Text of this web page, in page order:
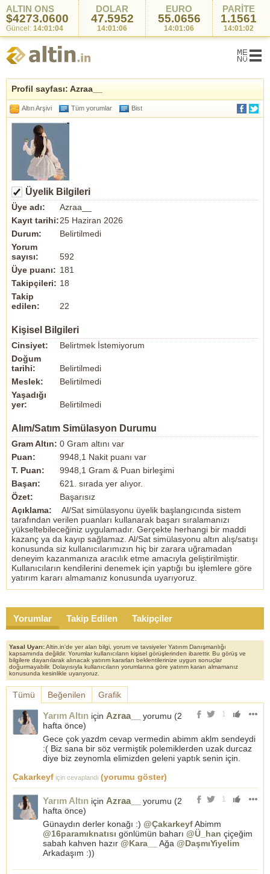
ALTIN ONS
$4273.0600
Güncel: 14:01:04
DOLAR
47.5952
14:01:06
EURO
55.0656
14:01:06
PARİTE
1.1561
14:01:02
Profil sayfası: Azraa__
Altın Arşivi Tüm yorumlar Bist
Üyelik Bilgileri
Üye adı:
Azraa__
Kayıt tarihi:25 Haziran 2026
Durum:
Belirtilmedi
Yorum
sayısı:
592
Üye puanı: 181
Takipçileri: 18
Takip
edilen:
22
Kişisel Bilgileri
Cinsiyet:
Belirtmek İstemiyorum
Doğum
tarihi:
Belirtilmedi
Meslek:
Belirtilmedi
Yaşadığı
yer:
Belirtilmedi
Alım/Satım Simülasyon Durumu
Gram Altın: 0 Gram altını var
Puan:
9948,1 Nakit puanı var
T. Puan:
9948,1 Gram & Puan birleşimi
Başarı:
621. sırada yer alıyor.
Özet:
Başarısız
Açıklama:
Al/Sat simülasyonu üyelik başlangıcında sistem
tarafından verilen puanları kullanarak başarı sıralamanızı
yükseltebileceğiniz uygulamadır. Gerçekte herhangi bir maddi
kazanç ya da kayıp sağlamaz. Al/Sat simülasyonu altın alış/satışı
konusunda siz kullanıcılarımızın hiç bir zarara uğramadan
deneyim kazanmanıza aracılık etme amacıyla geliştirilmiştir.
Kullanıcıların kendilerini denemek için yaptığı bu işlemlere göre
yatırım kararı almamanız konusunda uyarıyoruz.
Yorumlar Takip Edilen Takipçiler
Yasal Uyarı:Altin.in'de yer alan bilgi, yorum ve tavsiyeler Yatırım Danışmanlığı
kapsamında değildir. Yorumlar kullanıcıların kişisel görüşlerinden ibarettir. Bu görüş ve
bilgilere dayanılarak alınacak yatırım kararları beklentilerinize uygun sonuçlar
doğurmayabilir. Dolayısıyla kullanıcıların yorumlarına göre yatırım kararı almamanız
konusunda kesinlikle uyarıyoruz.
Tümü Beğenilen Grafik
1
Yarım Altın için Azraa__ yorumu (2
hafta önce)
Gece çok yazdm cevap vermedin abimm aklm sendeydi
:( Biz sana bir söz vermiştik polemiklerden uzak durcaz
diye biz zeynomla elimizden geleni yaptık senin için.
Çakarkeyf için cevaplandı (yorumu göster)
1
Yarım Altın için Azraa__ yorumu (2
hafta önce)
Günaydın derler konağı :) @ÇakarkeyfAbimm
@16paramıknatısı gönlümün baharı @Ü_han çiçeğim
sabah kahven hazır @Kara__ Ağa @DaşmıYiyelim
Arkadaşım :))